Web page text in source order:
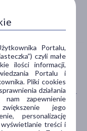
Portalu,
czyli małe
ilości informacji,
Portalu i
Pliki cookies
działania
nam zapewnienie
jego
personalizację
treści i